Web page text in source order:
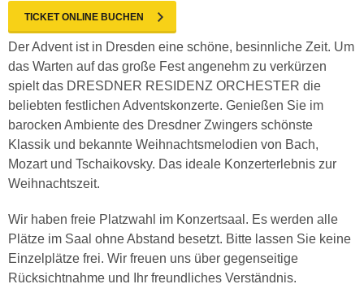
TICKET ONLINE BUCHEN
Der Advent ist in Dresden eine schöne, besinnliche Zeit. Um
das Warten auf das große Fest angenehm zu verkürzen
spielt das DRESDNER RESIDENZ ORCHESTER die
beliebten festlichen Adventskonzerte. Genießen Sie im
barocken Ambiente des Dresdner Zwingers schönste
Klassik und bekannte Weihnachtsmelodien von Bach,
Mozart und Tschaikovsky. Das ideale Konzerterlebnis zur
Weihnachtszeit.
Wir haben freie Platzwahl im Konzertsaal. Es werden alle
Plätze im Saal ohne Abstand besetzt. Bitte lassen Sie keine
Einzelplätze frei. Wir freuen uns über gegenseitige
Rücksichtnahme und Ihr freundliches Verständnis.